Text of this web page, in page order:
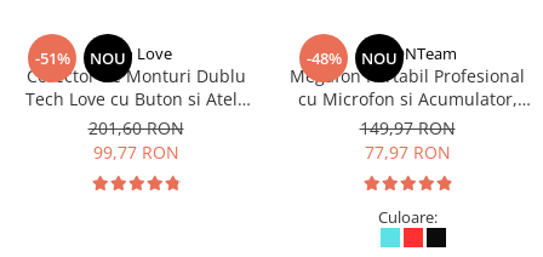
-51% NOU
Tech Love
Corector de Monturi Dublu
Tech Love cu Buton si Atele
Reglabile pentru Hallux
Valgus, Albastru
201,60 RON
99,77 RON
-48% NOU
StartONTeam
Megafon Portabil Profesional
cu Microfon si Acumulator,
Sirena, Inregistrare, Raza
300m
149,97 RON
77,97 RON
Culoare: